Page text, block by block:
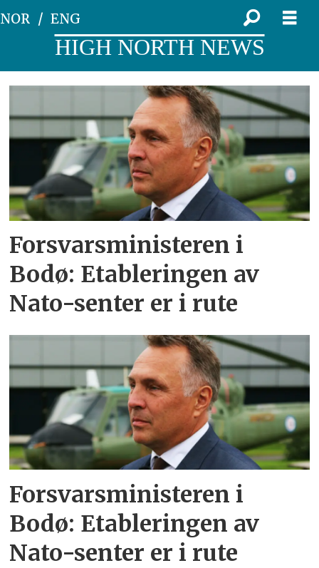
NOR ENG
HIGH NORTH NEWS
Tag:
forsvarets
base
bodø
Forsvarsministeren i
Bodø: Etableringen av
Nato-senter er i rute
Forsvarsministeren i
Bodø: Etableringen av
Nato-senter er i rute